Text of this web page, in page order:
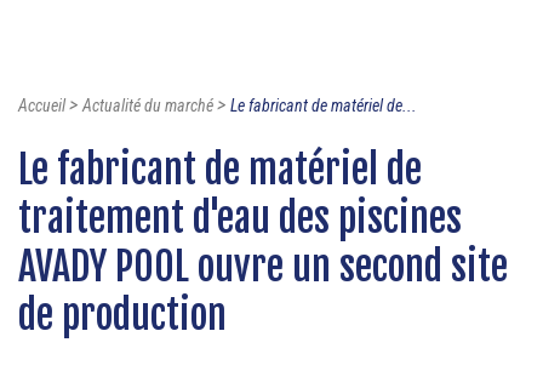
Accueil>Actualité du marché> Le fabricant de matériel de...
Le fabricant de matériel de
traitement d'eau des piscines
AVADY POOL ouvre un second site
de production